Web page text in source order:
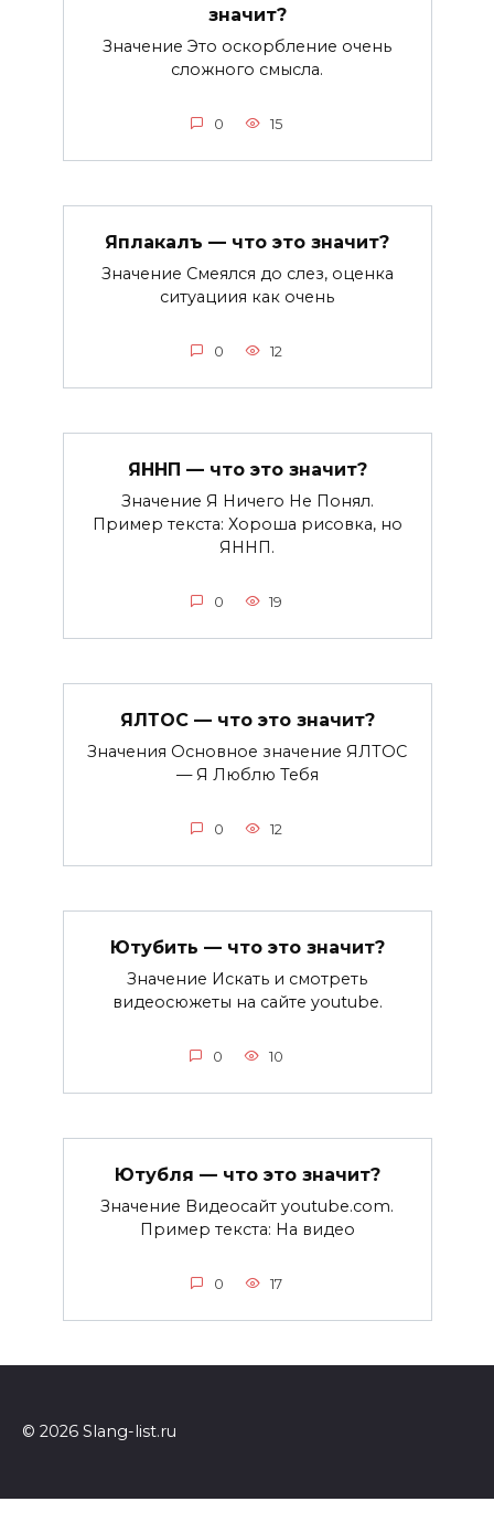
значит?
Значение Это оскорбление очень
сложного смысла.
0 15
Яплакалъ — что это значит?
Значение Смеялся до слез, оценка
ситуациия как очень
0 12
ЯННП — что это значит?
Значение Я Ничего Не Понял.
Пример текста: Хороша рисовка, но
ЯННП.
0 19
ЯЛТОС — что это значит?
Значения Основное значение ЯЛТОС
— Я Люблю Тебя
0 12
Ютубить — что это значит?
Значение Искать и смотреть
видеосюжеты на сайте youtube.
0 10
Ютубля — что это значит?
Значение Видеосайт youtube.com.
Пример текста: На видео
0 17
© 2026 Slang-list.ru